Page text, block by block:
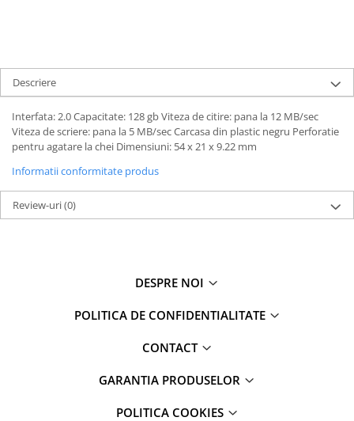
Descriere
Interfata: 2.0 Capacitate: 128 gb Viteza de citire: pana la 12 MB/sec
Viteza de scriere: pana la 5 MB/sec Carcasa din plastic negru Perforatie
pentru agatare la chei Dimensiuni: 54 x 21 x 9.22 mm
Informatii conformitate produs
Review-uri(0)
DESPRE NOI
POLITICA DE CONFIDENTIALITATE
CONTACT
GARANTIA PRODUSELOR
POLITICA COOKIES